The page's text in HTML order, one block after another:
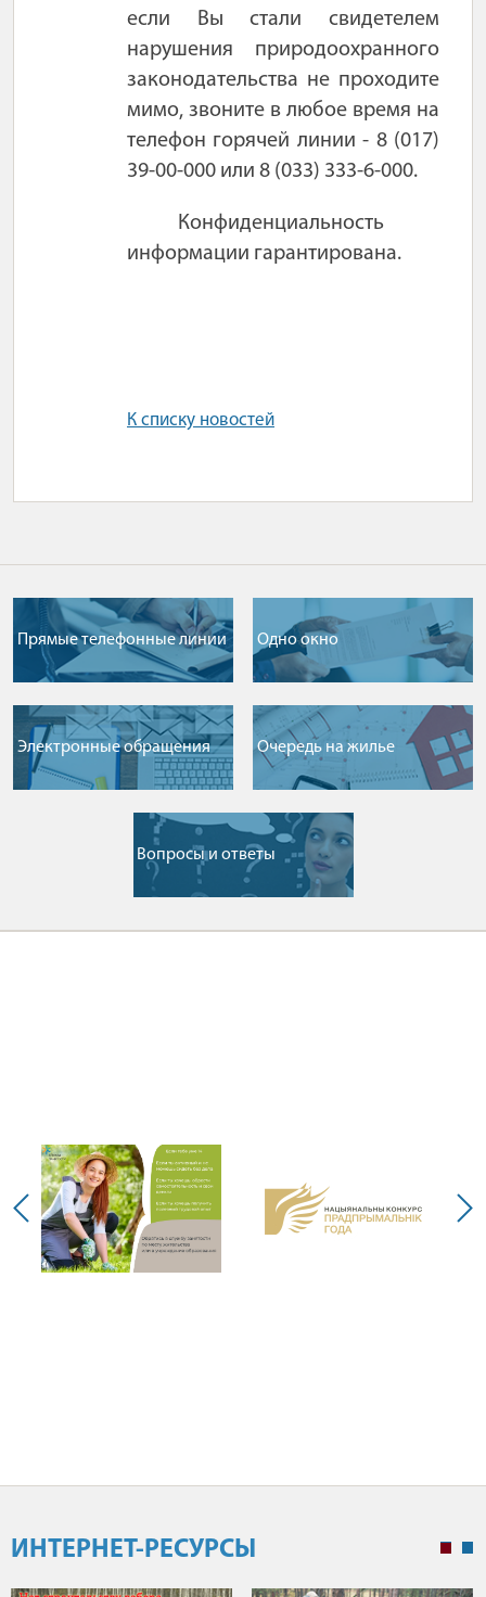
если Вы стали свидетелем
нарушения природоохранного
законодательства не проходите
мимо, звоните в любое время на
телефон горячей линии - 8 (017)
39-00-000 или 8 (033) 333-6-000.
Конфиденциальность
информации гарантирована.
К списку новостей
Прямые телефонные линии Одно окно
Электронные обращения Очередь на жилье
Вопросы и ответы
ИНТЕРНЕТ-РЕСУРСЫ